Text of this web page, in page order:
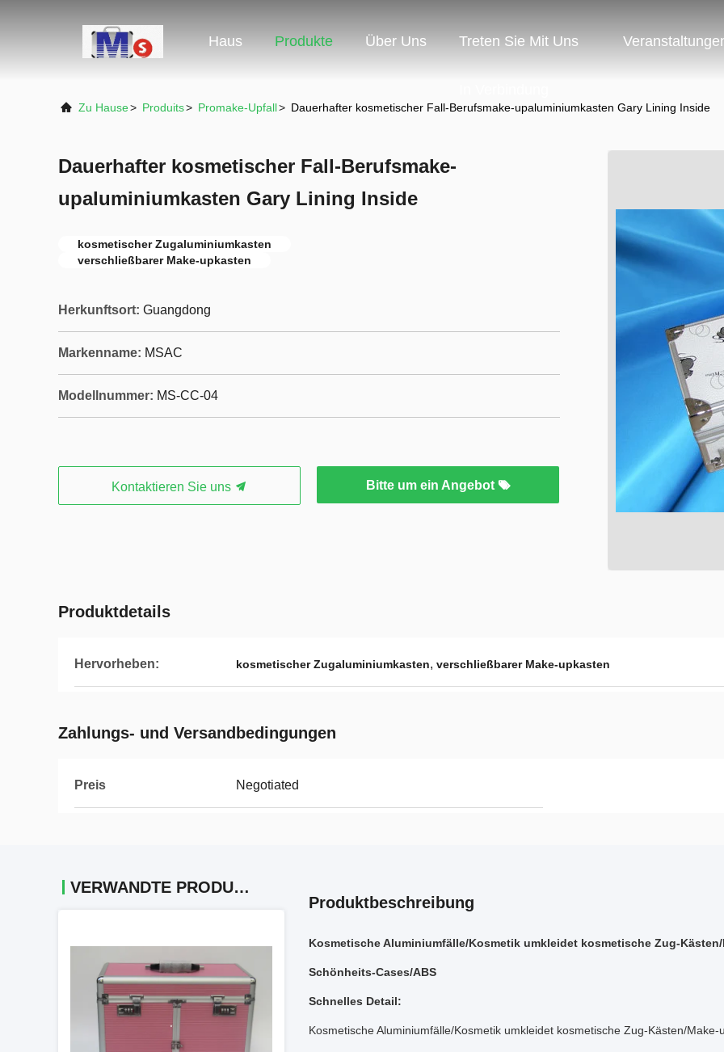
Haus Produkte Über Uns Treten Sie Mit Uns
Zu Hause> Produits> Promake-Upfall> Dauerhafter kosmetischer Fall-Berufsmake-upaluminiumkasten Gary Lining Inside
Dauerhafter kosmetischer Fall-Berufsmake-
upaluminiumkasten Gary Lining Inside
kosmetischer Zugaluminiumkasten
verschließbarer Make-upkasten
Herkunftsort: Guangdong
Markenname: MSAC
Modellnummer: MS-CC-04
Kontaktieren Sie uns Bitte um ein Angebot
Produktdetails
Hervorheben: kosmetischer Zugaluminiumkasten, verschließbarer Make-upkasten
Zahlungs- und Versandbedingungen
Preis Negotiated
VERWANDTE PRODUKTE
Produktbeschreibung
Kosmetische Aluminiumfälle/Kosmetik umkleidet kosmetische Zug-
Schönheits-Cases/ABS
Schnelles Detail:
Kosmetische Aluminiumfälle/Kosmetik umkleidet kosmetische Zug-Kästen/